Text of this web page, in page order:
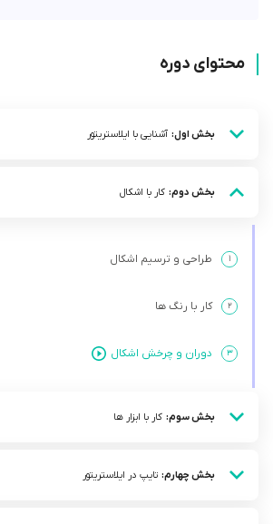
محتوای دوره
بخش اول: آشنایی با ایلاستریتور
بخش دوم: کار با اشکال
۱ طراحی و ترسیم اشکال
۲ کار با رنگ ها
۳ دوران و چرخش اشکال
بخش سوم: کار با ابزار ها
بخش چهارم: تایپ در ایلاستریتور